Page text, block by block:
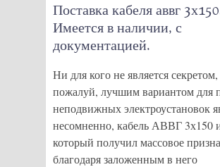
Поставка кабеля аввг
Имеется в наличии, с
документацией.
Ни для кого не является секретом,
пожалуй, лучшим вариантом для
неподвижных электроустановок
несомненно, кабель АВВГ 3х150
который получил массовое
благодаря заложенным в него